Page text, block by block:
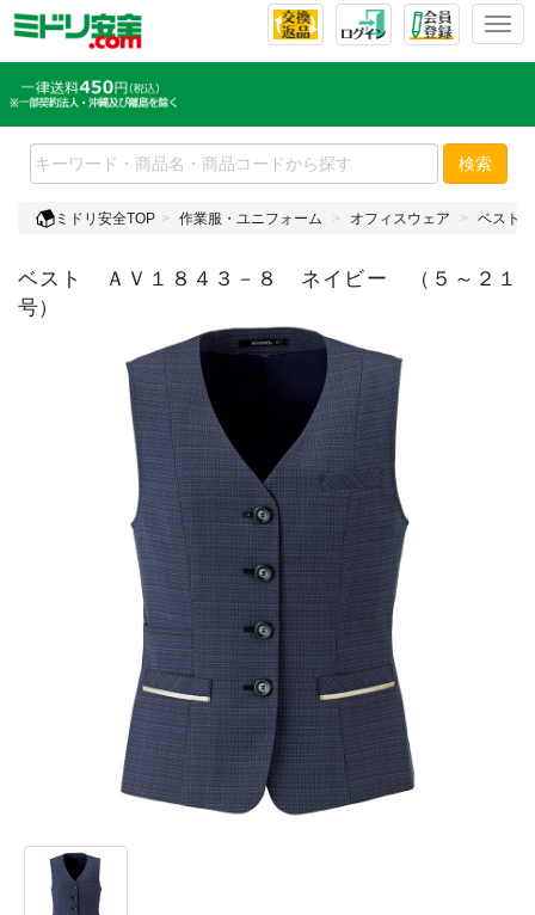
T
l
e
n
v
g
検索
ミドリ安全TOP 作業服・ユニフォーム オフィスウェア ベスト
ベスト ＡＶ１８４３－８ ネイビー （５～２１
号）